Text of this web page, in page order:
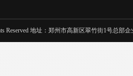
Reserved 地址：郑州市高新区翠竹街1号